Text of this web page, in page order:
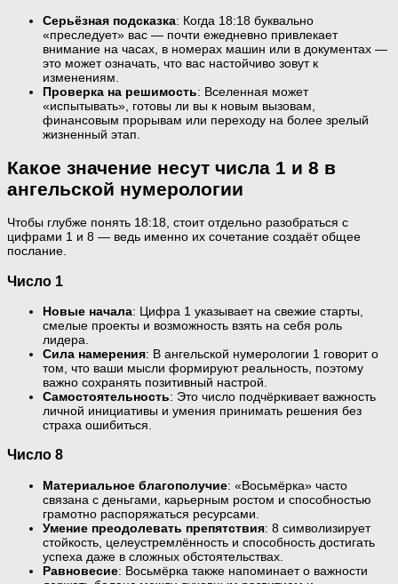
Серьёзная подсказка: Когда 18:18 буквально
«преследует» вас — почти ежедневно привлекает
внимание на часах, в номерах машин или в документах —
это может означать, что вас настойчиво зовут к
изменениям.
Проверка на решимость: Вселенная может
«испытывать», готовы ли вы к новым вызовам,
финансовым прорывам или переходу на более зрелый
жизненный этап.
Какое значение несут числа 1 и 8 в
ангельской нумерологии
Чтобы глубже понять 18:18, стоит отдельно разобраться с
цифрами 1 и 8 — ведь именно их сочетание создаёт общее
послание.
Число 1
Новые начала: Цифра 1 указывает на свежие старты,
смелые проекты и возможность взять на себя роль
лидера.
Сила намерения: В ангельской нумерологии 1 говорит о
том, что ваши мысли формируют реальность, поэтому
важно сохранять позитивный настрой.
Самостоятельность: Это число подчёркивает важность
личной инициативы и умения принимать решения без
страха ошибиться.
Число 8
Материальное благополучие: «Восьмёрка» часто
связана с деньгами, карьерным ростом и способностью
грамотно распоряжаться ресурсами.
Умение преодолевать препятствия: 8 символизирует
стойкость, целеустремлённость и способность достигать
успеха даже в сложных обстоятельствах.
Равновесие: Восьмёрка также напоминает о важности